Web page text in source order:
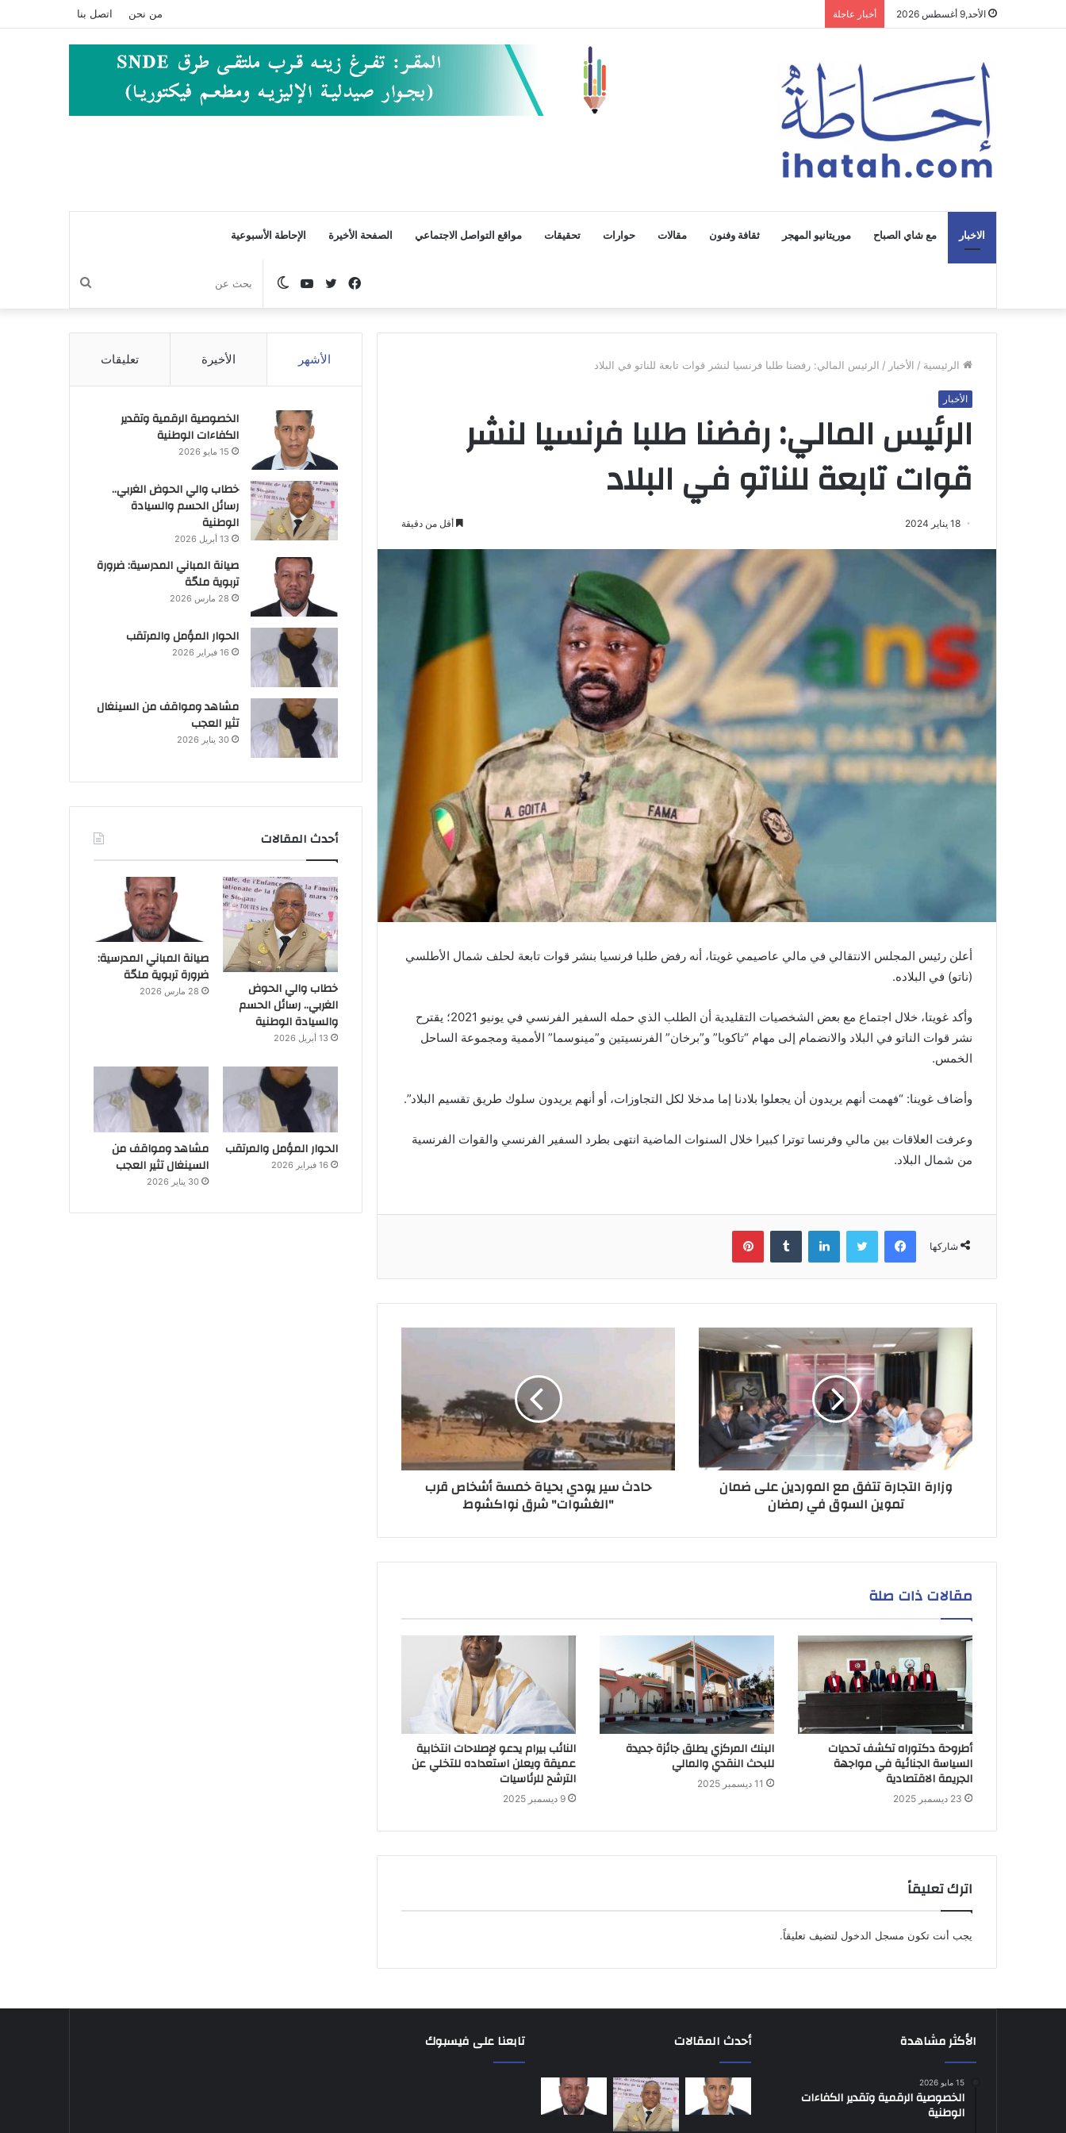
الأحد,9 أغسطس 2026 أخبار عاجلة من نحن اتصل بنا
الاخبار مع شاي الصباح موريتانيو المهجر ثقافة وفنون مقالات حوارات تحقيقات مواقع التواصل الاجتماعي الصفحة الأخيرة الإحاطة الأسبوعية
بحث
عن
الوضع
المظلم
يوتيوبتويتر
فيسبوك
الرئيسية / الأخبار / الرئيس المالي: رفضنا طلبا فرنسيا لنشر قوات تابعة للناتو في البلاد
الأخبار
الرئيس المالي: رفضنا طلبا فرنسيا لنشر
قوات تابعة للناتو في البلاد
18 يناير 2024 أقل من دقيقة
أعلن رئيس المجلس الانتقالي في مالي عاصيمي غويتا، أنه رفض طلبا فرنسيا بنشر قوات تابعة لحلف شمال الأطلسي
(ناتو) في البلاده.
وأكد غويتا، خلال اجتماع مع بعض الشخصيات التقليدية أن الطلب الذي حمله السفير الفرنسي في يونيو 2021؛ يقترح
نشر قوات الناتو في البلاد والانضمام إلى مهام “تاكوبا” و”برخان” الفرنسيتين و”مينوسما” الأممية ومجموعة الساحل
الخمس.
وأضاف غوينا: “فهمت أنهم يريدون أن يجعلوا بلادنا إما مدخلا لكل التجاوزات، أو أنهم يريدون سلوك طريق تقسيم البلاد”.
وعرفت العلاقات بين مالي وفرنسا توترا كبيرا خلال السنوات الماضية انتهى بطرد السفير الفرنسي والقوات الفرنسية
من شمال البلاد.
شاركها
فيسبوك تويتر لينكدإن بينتيريست
وزارة التجارة تتفق مع الموردين على ضمان
تموين السوق في رمضان
حادث سير يودي بحياة خمسة أشخاص قرب
"الغشوات" شرق نواكشوط
مقالات ذات صلة
أطروحة دكتوراه تكشف تحديات
السياسة الجنائية في مواجهة
الجريمة الاقتصادية
23 ديسمبر 2025
البنك المركزي يطلق جائزة جديدة
للبحث النقدي والمالي
11 ديسمبر 2025
النائب بيرام يدعو لإصلاحات انتخابية
عميقة ويعلن استعداده للتخلي عن
الترشح للرئاسيات
9 ديسمبر 2025
اترك تعليقاً
يجب أنت تكون مسجل الدخول لتضيف تعليقاً.
الأشهر الأخيرة تعليقات
الخصوصية الرقمية وتقدير
الكفاءات الوطنية
15 مايو 2026
خطاب والي الحوض الغربي..
رسائل الحسم والسيادة
الوطنية
13 أبريل 2026
صيانة المباني المدرسية: ضرورة
تربوية ملحّة
28 مارس 2026
الحوار المؤمل والمرتقب
16 فبراير 2026
مشاهد ومواقف من السينغال
تثير العجب
30 يناير 2026
أحدث المقالات
خطاب والي الحوض
الغربي.. رسائل الحسم
والسيادة الوطنية
13 أبريل 2026
صيانة المباني المدرسية:
ضرورة تربوية ملحّة
28 مارس 2026
الحوار المؤمل والمرتقب
16 فبراير 2026
مشاهد ومواقف من
السينغال تثير العجب
30 يناير 2026
الأكثر مشاهدة
15 مايو 2026
الخصوصية الرقمية وتقدير الكفاءات
الوطنية
أحدث المقالات تابعنا على فيسبوك